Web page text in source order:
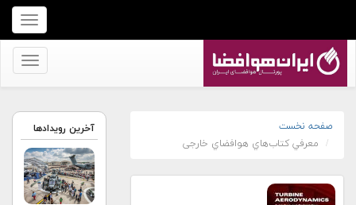
برای
نمایش
منو
برای
کنید
صفحه نخست
معرفي کتاب‌هاي هوافضاي خارجی
آخرین رویدادها